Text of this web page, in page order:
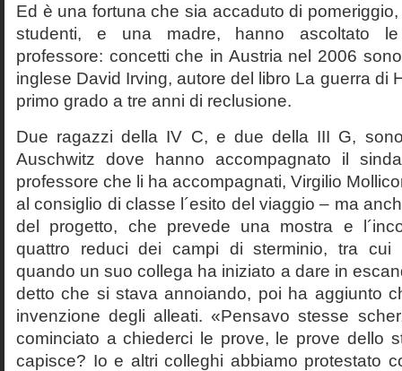
Ed è una fortuna che sia accaduto di
studenti, e una madre, hanno ascoltato le
professore: concetti che in Austria nel 2006
inglese David Irving, autore del libro La guerra di
primo grado a tre anni di reclusione.
Due ragazzi della IV C, e due della III G,
Auschwitz dove hanno accompagnato il
professore che li ha accompagnati, Virgilio
al consiglio di classe l´esito del viaggio – ma
del progetto, che prevede una mostra e
quattro reduci dei campi di sterminio, tra cui
quando un suo collega ha iniziato a dare in
detto che si stava annoiando, poi ha aggiunto
invenzione degli alleati. «Pensavo stesse
cominciato a chiederci le prove, le prove dello
capisce? Io e altri colleghi abbiamo protestato